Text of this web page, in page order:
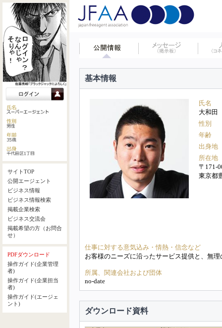
サイトTOP
公開エージェント
ビジネス情報
ビジネス情報検索
掲載企業検索
ビジネス交流会
掲載希望の方（お問合
せ）
PDFダウンロード
操作ガイド(企業管理
者)
操作ガイド(企業担当
者)
操作ガイド(エージェ
ント)
基本情報
氏名
大和
性別
年齢
出身地
所在地
〒171-
東京都
仕事に対する意気込み・情熱・信念など
お客様のニーズに沿ったサービス提供と、無
所属、関連会社および団体
no-date
ダウンロード資料